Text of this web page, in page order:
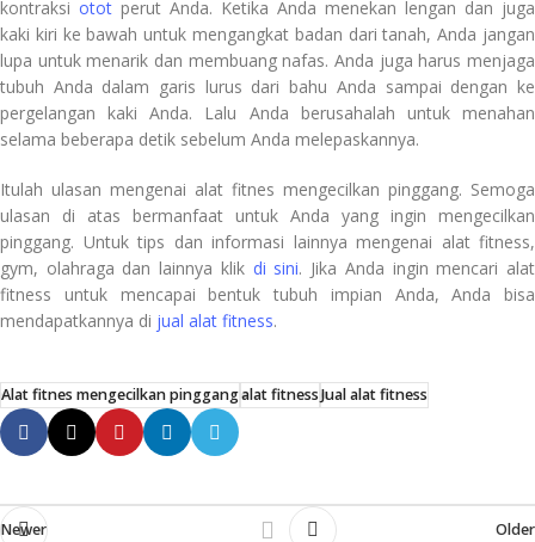
kontraksi otot perut Anda. Ketika Anda menekan lengan dan juga
kaki kiri ke bawah untuk mengangkat badan dari tanah, Anda jangan
lupa untuk menarik dan membuang nafas. Anda juga harus menjaga
tubuh Anda dalam garis lurus dari bahu Anda sampai dengan ke
pergelangan kaki Anda. Lalu Anda berusahalah untuk menahan
selama beberapa detik sebelum Anda melepaskannya.
Itulah ulasan mengenai alat fitnes mengecilkan pinggang. Semoga
ulasan di atas bermanfaat untuk Anda yang ingin mengecilkan
pinggang. Untuk tips dan informasi lainnya mengenai alat fitness,
gym, olahraga dan lainnya klik di sini. Jika Anda ingin mencari alat
fitness untuk mencapai bentuk tubuh impian Anda, Anda bisa
mendapatkannya di jual alat fitness.
Alat fitnes mengecilkan pinggangalat fitnessJual alat fitness
Newer Older